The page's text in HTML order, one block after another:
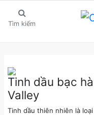
Tìm kiếm
Tinh dầu bạc
Valley
Tinh dầu thiên nhiên là